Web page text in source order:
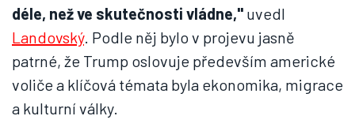
déle, než ve skutečnosti vládne," uvedl
Landovský. Podle něj bylo v projevu jasně
patrné, že Trump oslovuje především americké
voliče a klíčová témata byla ekonomika, migrace
a kulturní války.